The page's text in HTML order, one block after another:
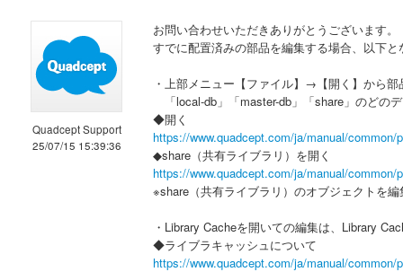
Quadcept Support
25/07/15 15:39:36
お問い合わせいただきありがとうございます。
すでに配置済みの部品を編集する場合、以下と
・上部メニュー【ファイル】→【開く】から
「local-db」「master-db」「share」のどの
◆開く
https://www.quadcept.com/ja/manual/common/
◆share（共有ライブラリ）を開く
https://www.quadcept.com/ja/manual/common/
※share（共有ライブラリ）のオブジェクトを
・Library Cacheを開いての編集は、Library
◆ライブラキャッシュについて
https://www.quadcept.com/ja/manual/common/